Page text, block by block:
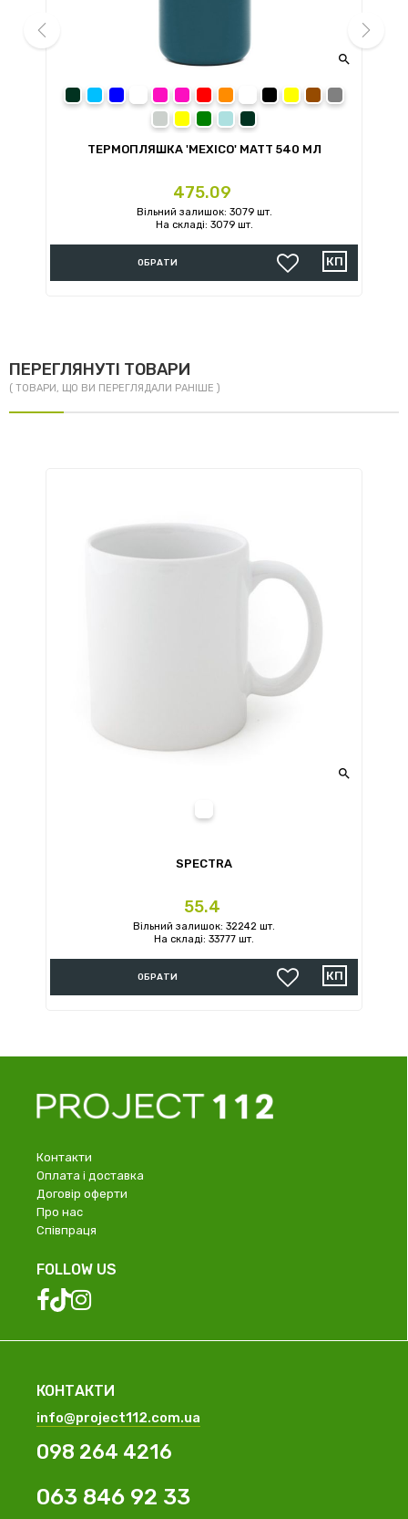

ТЕРМОПЛЯШКА 'MEXICO' MATT 540 МЛ
Ціна
475.09
Вільний залишок: 3079 шт.
На складі: 3079 шт.
ОБРАТИ
ПЕРЕГЛЯНУТІ ТОВАРИ
( ТОВАРИ, ЩО ВИ ПЕРЕГЛЯДАЛИ РАНІШЕ )

SPECTRA
Ціна
55.4
Вільний залишок: 32242 шт.
На складі: 33777 шт.
ОБРАТИ
Контакти
Оплата і доставка
Договір оферти
Про нас
Співпраця
FOLLOW US
КОНТАКТИ
info@project112.com.ua
098 264 4216
063 846 92 33